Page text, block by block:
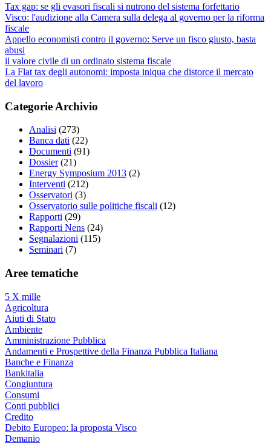
Tax gap: se gli evasori fiscali si nutrono del sistema forfettario
Visco: l'audizione alla Camera sulla delega al governo per la riforma
fiscale
Appello economisti contro il governo: Serve un fisco giusto, basta
abusi
il valore civile di un ordinato sistema fiscale
La Flat tax degli autonomi: imposta iniqua che distorce il mercato
del lavoro
Categorie Archivio
Analisi (273)
Banca dati (22)
Documenti (91)
Dossier (21)
Energy Symposium 2013 (2)
Interventi (212)
Osservatori (3)
Osservatorio sulle politiche fiscali (12)
Rapporti (29)
Rapporti Nens (24)
Segnalazioni (115)
Seminari (7)
Aree tematiche
5 X mille
Agricoltura
Aiuti di Stato
Ambiente
Amministrazione Pubblica
Andamenti e Prospettive della Finanza Pubblica Italiana
Banche e Finanza
Bankitalia
Congiuntura
Consumi
Conti pubblici
Credito
Debito Europeo: la proposta Visco
Demanio